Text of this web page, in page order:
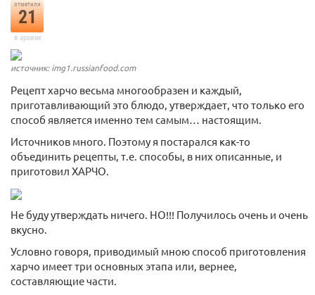
отметили
21
в архиве
источник: img1.russianfood.com
Рецепт харчо весьма многообразен и каждый,
приготавливающий это блюдо, утверждает, что только его
способ является именно тем самым… настоящим.
Источников много. Поэтому я постарался как-то
объединить рецепты, т.е. способы, в них описанные, и
приготовил ХАРЧО.
Не буду утверждать ничего. НО!!! Получилось очень и очень
вкусно.
Условно говоря, приводимый мною способ приготовления
харчо имеет три основных этапа или, вернее,
составляющие части.